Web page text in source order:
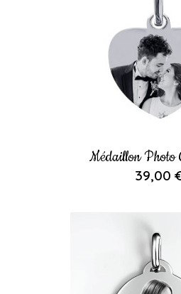
Médaillon Photo
39,00